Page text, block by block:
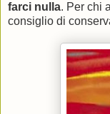
farci nulla. Per chi
consiglio di